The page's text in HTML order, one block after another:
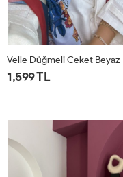
Velle Düğmeli Ceket Beyaz
1,599 TL